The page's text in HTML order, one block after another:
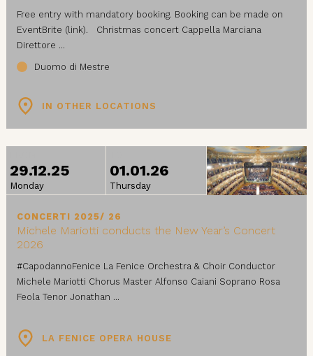
Free entry with mandatory booking. Booking can be made on
EventBrite (link). Christmas concert Cappella Marciana
Direttore ...
Duomo di Mestre
IN OTHER LOCATIONS
29.12.25
Monday
01.01.26
Thursday
CONCERTI 2025/ 26
Michele Mariotti conducts the New Year’s Concert
2026
#CapodannoFenice La Fenice Orchestra & Choir Conductor
Michele Mariotti Chorus Master Alfonso Caiani Soprano Rosa
Feola Tenor Jonathan ...
LA FENICE OPERA HOUSE